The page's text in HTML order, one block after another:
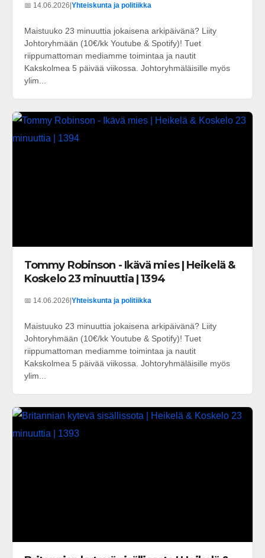
📅 14.06.2026|Yhteiskunta ja politiikka
Maistuuko 23 minuuttia jokaisena arkipäivänä? Liity
Johtoryhmään (10€/kk Youtube & Spotify)! Tuet
riippumattoman mediamme toimintaa ja nautit
Kakskolmea 5 päivää viikossa. Johtoryhmäläisille myös
ylim...
Tommy Robinson - Ikävä mies | Heikelä &
Koskelo 23 minuuttia | 1394
📅 14.06.2026 Yhteiskunta ja politiikka
Maistuuko 23 minuuttia jokaisena arkipäivänä? Liity
Johtoryhmään (10€/kk Youtube & Spotify)! Tuet
riippumattoman mediamme toimintaa ja nautit
Kakskolmea 5 päivää viikossa. Johtoryhmäläisille myös
ylim...